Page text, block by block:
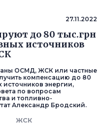
27.11.2022
до 80 тыс.грн
источников
ОСМД, ЖСК или частные
компенсацию до 80
источников энергии,
по вопросам
и топливно-
Александр Бродский.
ЖСК